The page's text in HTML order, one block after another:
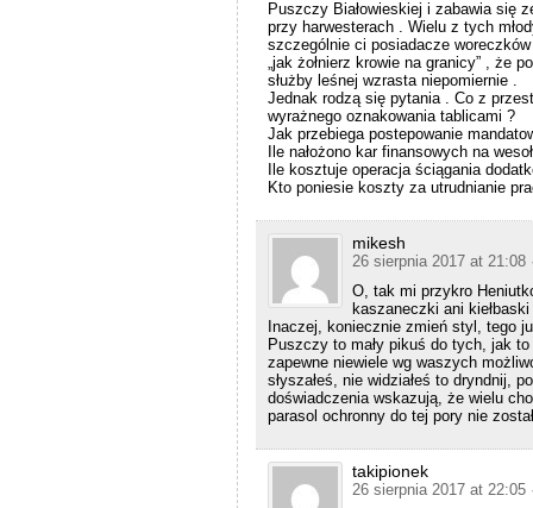
Puszczy Białowieskiej i zabawia się
przy harwesterach . Wielu z tych
szczególnie ci posiadacze
„jak żołnierz krowie na granicy” , że
służby leśnej wzrasta niepomiernie .
Jednak rodzą się pytania . Co z
wyrażnego oznakowania tablicami ?
Jak przebiega postepowanie
Ile nałożono kar finansowych na
Ile kosztuje operacja ściągania
Kto poniesie koszty za utrudnianie
mikesh
26 sierpnia 2017 at 21:08
O, tak mi przykro
kaszaneczki ani
Inaczej, koniecznie zmień styl, tego
Puszczy to mały pikuś do tych, jak
zapewne niewiele wg waszych
słyszałeś, nie widziałeś to dryndnij,
doświadczenia wskazują, że wielu
parasol ochronny do tej pory nie
takipionek
26 sierpnia 2017 at 22:05